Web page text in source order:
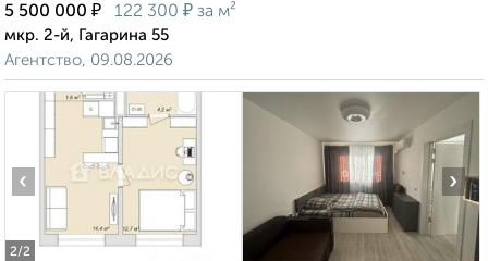
5 500 000 ₽ 122 300 ₽ за м²
мкр. 2-й, Гагарина 55
Агентство, 09.08.2026
2/2
‹ ›